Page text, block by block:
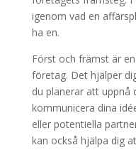
igenom vad en
ha en.
Först och främst är
företag. Det hjälper
du planerar att
kommunicera dina
eller potentiella
kan också hjälpa dig